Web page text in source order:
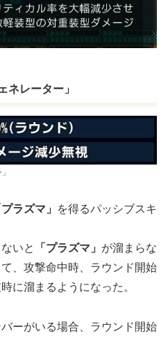
レーター」
プラズマ」 を得るパッシブスキ
いと 「プラズマ」 が溜まらな
、攻撃命中時、ラウンド開始
に溜まるようになった。
ーがいる場合、ラウンド開始